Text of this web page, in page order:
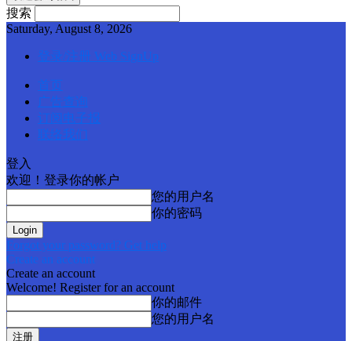
搜索
Saturday, August 8, 2026
登录/注册 Web SignUp
首页
广告查询
订阅电子报
联络我们
登入
欢迎！登录你的帐户
您的用户名
你的密码
Forgot your password? Get help
Create an account
Create an account
Welcome! Register for an account
你的邮件
您的用户名